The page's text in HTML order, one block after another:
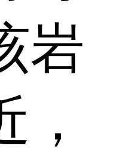
岩
，